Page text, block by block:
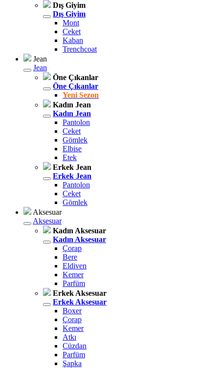
Dış Giyim
Dış Giyim
Mont
Ceket
Kaban
Trenchcoat
Jean
Jean
Öne Çıkanlar
Öne Çıkanlar
Yeni Sezon
Kadın Jean
Kadın Jean
Pantolon
Ceket
Gömlek
Elbise
Etek
Erkek Jean
Erkek Jean
Pantolon
Ceket
Gömlek
Aksesuar
Aksesuar
Kadın Aksesuar
Kadın Aksesuar
Çorap
Bere
Eldiven
Kemer
Parfüm
Erkek Aksesuar
Erkek Aksesuar
Boxer
Çorap
Kemer
Atkı
Cüzdan
Parfüm
Şapka